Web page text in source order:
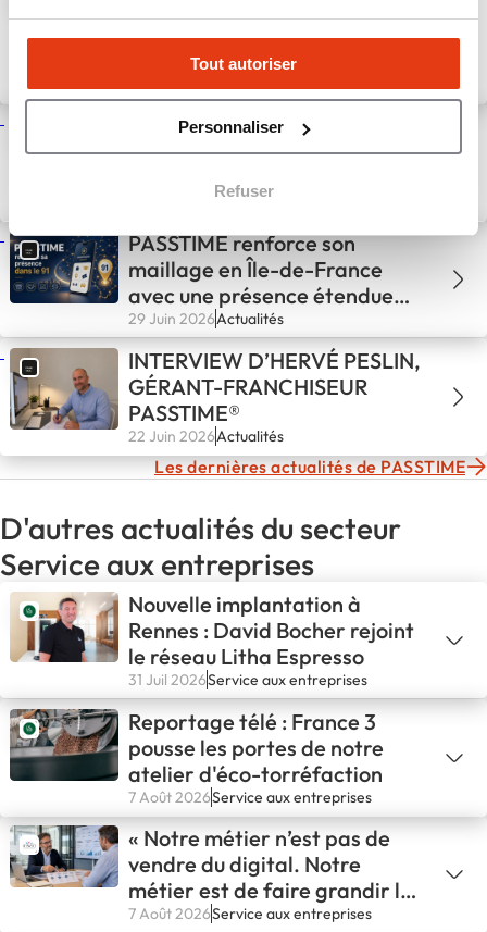
Tout autoriser
Personnaliser
Refuser
l’accompagnement quotidien
proposé aux franchisés
PASSTIME
27 Juil 2026Actualités
Plus que six mois pour
rejoindre PASSTIME avec
l’offre anniversaire des 20 ans
Actualités
PASSTIME renforce son
maillage en Île-de-France
avec une présence étendue
dans l’Essonne
29 Juin 2026Actualités
INTERVIEW D’HERVÉ PESLIN,
GÉRANT-FRANCHISEUR
PASSTIME®
22 Juin 2026Actualités
Les dernières actualités de PASSTIME
D'autres actualités du secteur
Service aux entreprises
Nouvelle implantation à
Rennes : David Bocher rejoint
le réseau Litha Espresso
31 Juil 2026Service aux entreprises
Reportage télé : France 3
pousse les portes de notre
atelier d'éco-torréfaction
7 Août 2026Service aux entreprises
« Notre métier n’est pas de
vendre du digital. Notre
métier est de faire grandir les
entreprises. »
7 Août 2026Service aux entreprises